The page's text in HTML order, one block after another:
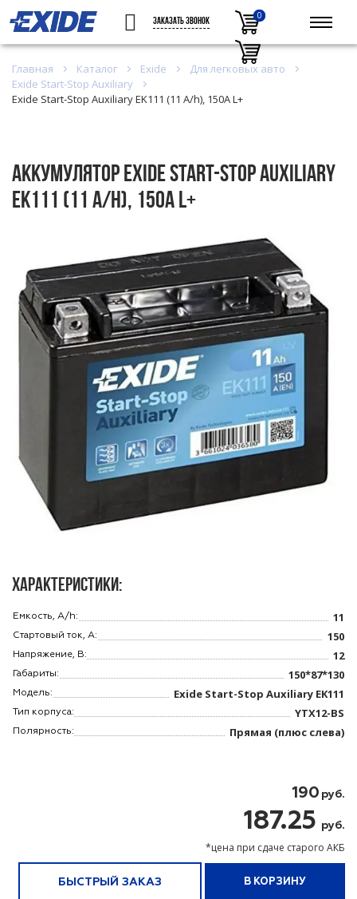
ЗАКАЗАТЬ ЗВОНОК
0
0
Главная Каталог Exide
Для легковых авто
Exide Start-Stop Auxiliary
Exide Start-Stop Auxiliary EK111 (11 A/h), 150A L+
Аккумулятор Exide Start-Stop Auxiliary
EK111 (11 A/h), 150A L+
Характеристики:
Емкость, A/h: 11
Стартовый ток, A: 150
Напряжение, В: 12
Габариты: 150*87*130
Модель: Exide Start-Stop Auxiliary EK111
Тип корпуса: YTX12-BS
Полярность: Прямая (плюс слева)
190 руб.
187.25 руб.
*цена при сдаче старого АКБ
БЫСТРЫЙ ЗАКАЗ В КОРЗИНУ